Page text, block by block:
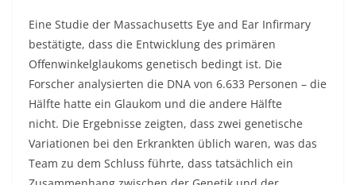
Eine Studie der Massachusetts Eye and Ear Infirmary
bestätigte, dass die Entwicklung des primären
Offenwinkelglaukoms genetisch bedingt ist. Die
Forscher analysierten die DNA von 6.633 Personen – die
Hälfte hatte ein Glaukom und die andere Hälfte
nicht. Die Ergebnisse zeigten, dass zwei genetische
Variationen bei den Erkrankten üblich waren, was das
Team zu dem Schluss führte, dass tatsächlich ein